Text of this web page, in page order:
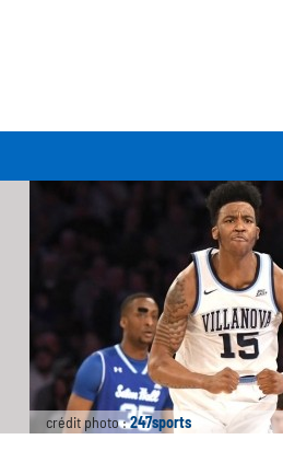
crédit photo :247sports